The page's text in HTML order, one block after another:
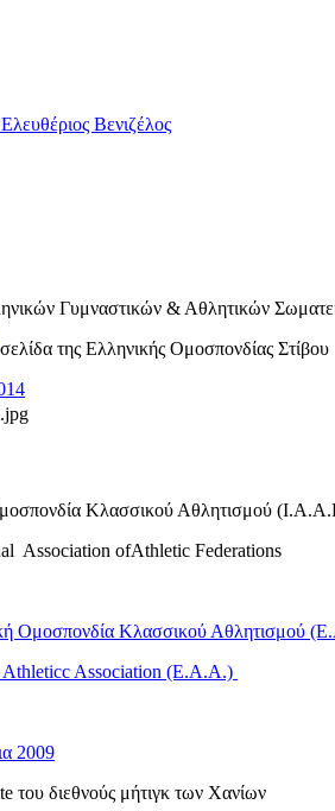
Βενιζέλος
Γυμναστικών & Αθλητικών
της Ελληνικής Ομοσπονδίας Στίβου
Κλασσικού Αθλητισμού
Association ofAthletic Federations
Ομοσπονδία Κλασσικού Αθλητισμού
Athleticc Association (E.A.A.)
2009
του διεθνούς μήτιγκ των Χανίων